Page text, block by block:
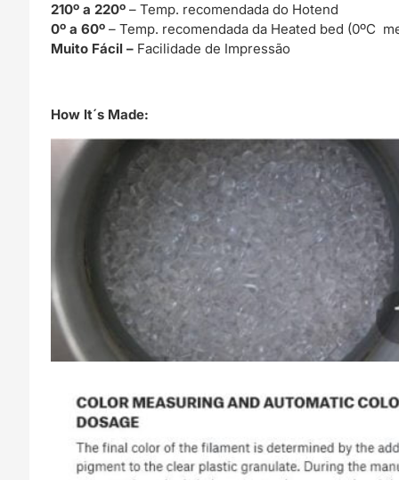
210º a 220º– Temp. recomendada do Hotend
0º a 60º– Temp. recomendada da Heated bed (0ºC
Muito Fácil – Facilidade de Impressão
How It´s Made: